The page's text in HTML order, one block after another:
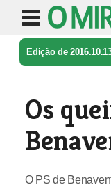
Edição de
Os
O PS de